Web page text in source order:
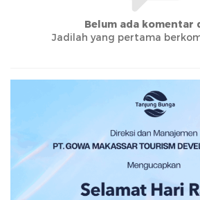
Belum ada komentar
Jadilah yang pertama